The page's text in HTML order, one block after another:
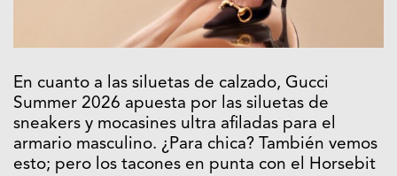
En cuanto a las siluetas de calzado, Gucci
Summer 2026 apuesta por las siluetas de
sneakers y mocasines ultra afiladas para el
armario masculino. ¿Para chica? También vemos
esto; pero los tacones en punta con el Horsebit